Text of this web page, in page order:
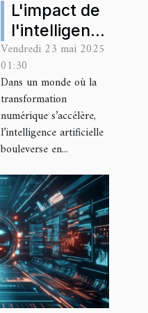
L'impact de
l'intelligence
artificielle
sur
l'innovation
et
l'efficacité
dans les
entreprises
Vendredi 23 mai 2025
01:30
Dans un monde où la
transformation
numérique s’accélère,
l’intelligence artificielle
bouleverse en...